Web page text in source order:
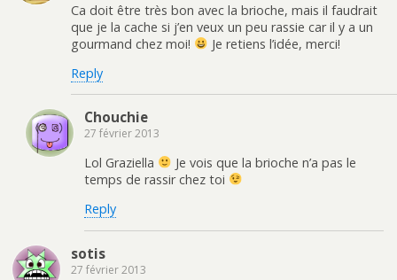
Ca doit être très bon avec la brioche, mais il faudrait
que je la cache si j’en veux un peu rassie car il y a un
gourmand chez moi!
Je retiens l’idée, merci!
Reply
Chouchie
27 février 2013
Lol Graziella
Je vois que la brioche n’a pas le
temps de rassir chez toi
Reply
sotis
27 février 2013